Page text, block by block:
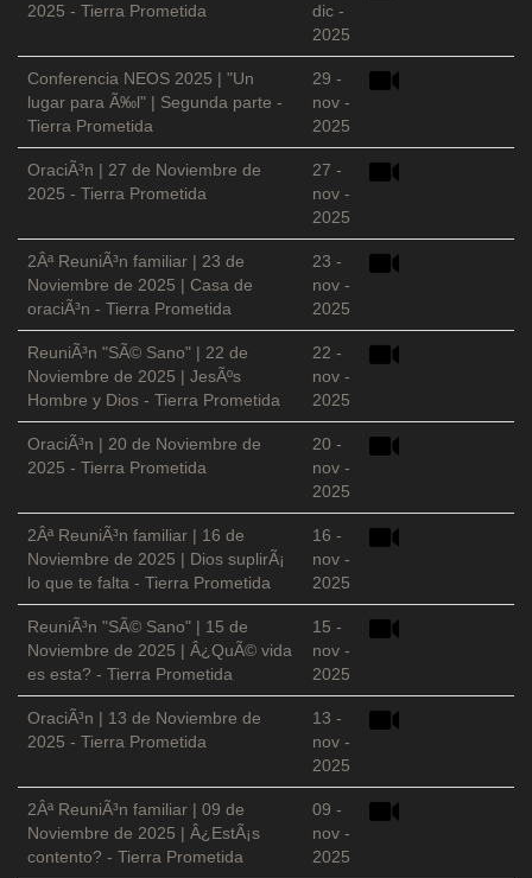
2025 - Tierra Prometida
dic -
2025
Conferencia NEOS 2025 | "Un
lugar para Ã‰l" | Segunda parte -
Tierra Prometida
29 -
nov -
2025
OraciÃ³n | 27 de Noviembre de
2025 - Tierra Prometida
27 -
nov -
2025
2Âª ReuniÃ³n familiar | 23 de
Noviembre de 2025 | Casa de
oraciÃ³n - Tierra Prometida
23 -
nov -
2025
ReuniÃ³n "SÃ© Sano" | 22 de
Noviembre de 2025 | JesÃºs
Hombre y Dios - Tierra Prometida
22 -
nov -
2025
OraciÃ³n | 20 de Noviembre de
2025 - Tierra Prometida
20 -
nov -
2025
2Âª ReuniÃ³n familiar | 16 de
Noviembre de 2025 | Dios suplirÃ¡
lo que te falta - Tierra Prometida
16 -
nov -
2025
ReuniÃ³n "SÃ© Sano" | 15 de
Noviembre de 2025 | Â¿QuÃ© vida
es esta? - Tierra Prometida
15 -
nov -
2025
OraciÃ³n | 13 de Noviembre de
2025 - Tierra Prometida
13 -
nov -
2025
2Âª ReuniÃ³n familiar | 09 de
Noviembre de 2025 | Â¿EstÃ¡s
contento? - Tierra Prometida
09 -
nov -
2025